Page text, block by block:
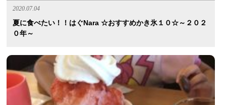
2020.07.04
夏に食べたい！！はぐnara ☆おすすめかき氷１０☆～２０２
０年～